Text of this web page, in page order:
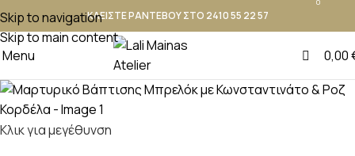
Skip to navigation
Skip to main content
ΚΛΕΙΣΤΕ ΡΑΝΤΕΒΟΥ ΣΤΟ 2410 55 22 57
Menu 0,00
Κλικ για μεγέθυνση